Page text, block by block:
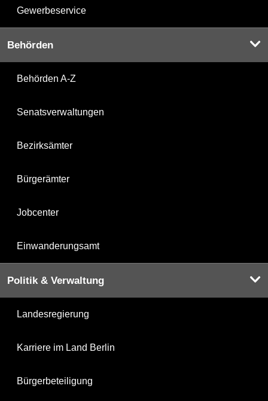
Gewerbeservice
Behörden
Behörden A-Z
Senatsverwaltungen
Bezirksämter
Bürgerämter
Jobcenter
Einwanderungsamt
Politik & Verwaltung
Landesregierung
Karriere im Land Berlin
Bürgerbeteiligung